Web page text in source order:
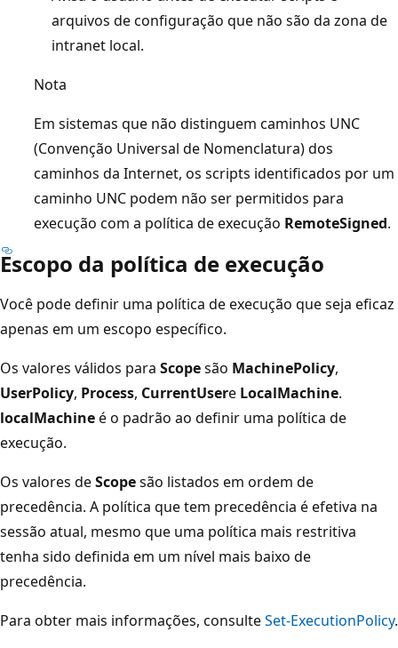
arquivos de configuração que não são da zona de
intranet local.
Nota
Em sistemas que não distinguem caminhos UNC
(Convenção Universal de Nomenclatura) dos
caminhos da Internet, os scripts identificados por um
caminho UNC podem não ser permitidos para
execução com a política de execução RemoteSigned.
Escopo da política de execução
Você pode definir uma política de execução que seja eficaz
apenas em um escopo específico.
Os valores válidos para Scopesão MachinePolicy,
UserPolicy, Process, CurrentUsere LocalMachine.
localMachineé o padrão ao definir uma política de
execução.
Os valores deScopesão listados em ordem de
precedência. A política que tem precedência é efetiva na
sessão atual, mesmo que uma política mais restritiva
tenha sido definida em um nível mais baixo de
precedência.
Para obter mais informações, consulteSet-ExecutionPolicy.